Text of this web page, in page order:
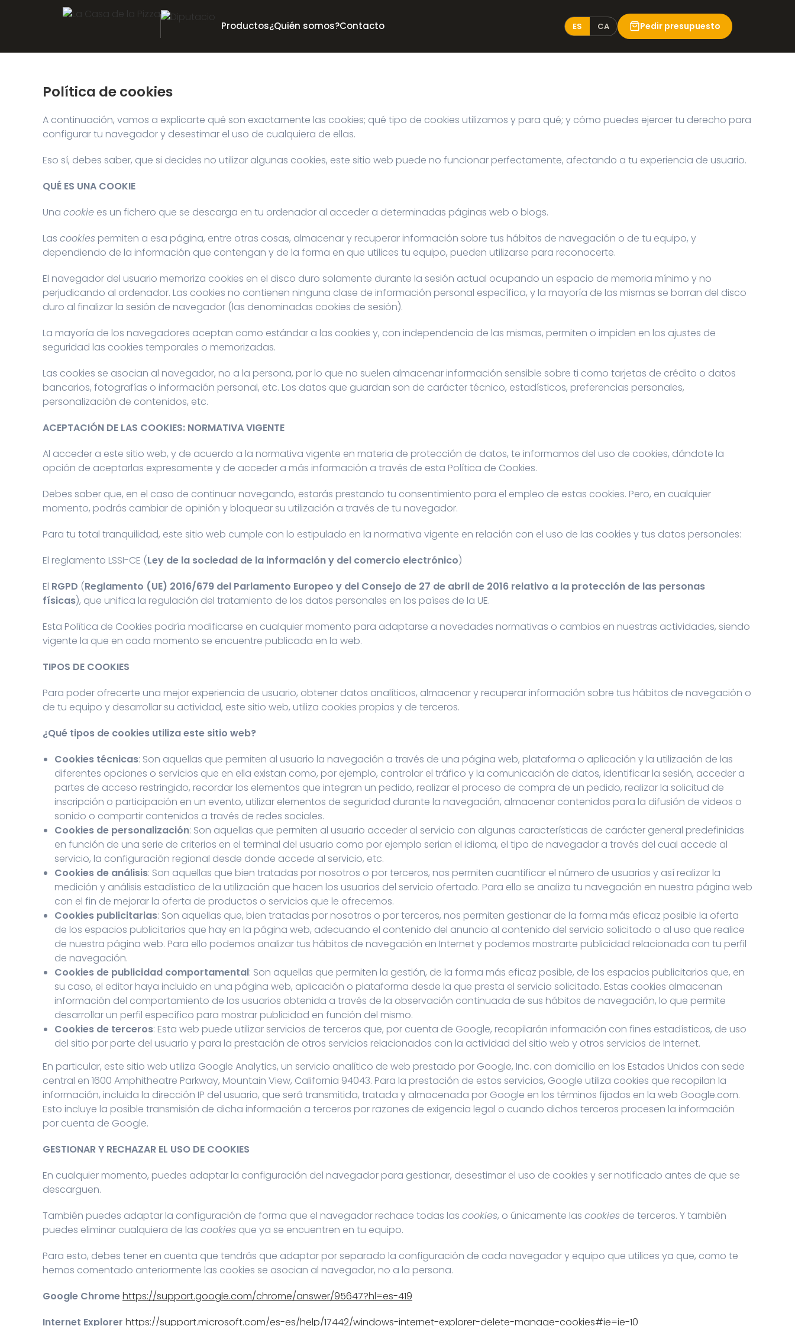
Productos¿Quién somos?Contacto ES CA Pedir presupuesto
Política de cookies
A continuación, vamos a explicarte qué son exactamente las cookies; qué tipo de cookies utilizamos y para qué; y cómo puedes ejercer tu derecho para
configurar tu navegador y desestimar el uso de cualquiera de ellas.
Eso sí, debes saber, que si decides no utilizar algunas cookies, este sitio web puede no funcionar perfectamente, afectando a tu experiencia de usuario.
QUÉ ES UNA COOKIE
Una cookie es un fichero que se descarga en tu ordenador al acceder a determinadas páginas web o blogs.
Las cookies permiten a esa página, entre otras cosas, almacenar y recuperar información sobre tus hábitos de navegación o de tu equipo, y
dependiendo de la información que contengan y de la forma en que utilices tu equipo, pueden utilizarse para reconocerte.
El navegador del usuario memoriza cookies en el disco duro solamente durante la sesión actual ocupando un espacio de memoria mínimo y no
perjudicando al ordenador. Las cookies no contienen ninguna clase de información personal específica, y la mayoría de las mismas se borran del disco
duro al finalizar la sesión de navegador (las denominadas cookies de sesión).
La mayoría de los navegadores aceptan como estándar a las cookies y, con independencia de las mismas, permiten o impiden en los ajustes de
seguridad las cookies temporales o memorizadas.
Las cookies se asocian al navegador, no a la persona, por lo que no suelen almacenar información sensible sobre ti como tarjetas de crédito o datos
bancarios, fotografías o información personal, etc. Los datos que guardan son de carácter técnico, estadísticos, preferencias personales,
personalización de contenidos, etc.
ACEPTACIÓN DE LAS COOKIES: NORMATIVA VIGENTE
Al acceder a este sitio web, y de acuerdo a la normativa vigente en materia de protección de datos, te informamos del uso de cookies, dándote la
opción de aceptarlas expresamente y de acceder a más información a través de esta Política de Cookies.
Debes saber que, en el caso de continuar navegando, estarás prestando tu consentimiento para el empleo de estas cookies. Pero, en cualquier
momento, podrás cambiar de opinión y bloquear su utilización a través de tu navegador.
Para tu total tranquilidad, este sitio web cumple con lo estipulado en la normativa vigente en relación con el uso de las cookies y tus datos personales:
El reglamento LSSI-CE (Ley de la sociedad de la información y del comercio electrónico)
El RGPD (Reglamento (UE) 2016/679 del Parlamento Europeo y del Consejo de 27 de abril de 2016 relativo a la protección de las personas
físicas), que unifica la regulación del tratamiento de los datos personales en los países de la UE.
Esta Política de Cookies podría modificarse en cualquier momento para adaptarse a novedades normativas o cambios en nuestras actividades, siendo
vigente la que en cada momento se encuentre publicada en la web.
TIPOS DE COOKIES
Para poder ofrecerte una mejor experiencia de usuario, obtener datos analíticos, almacenar y recuperar información sobre tus hábitos de navegación o
de tu equipo y desarrollar su actividad, este sitio web, utiliza cookies propias y de terceros.
¿Qué tipos de cookies utiliza este sitio web?
Cookies técnicas: Son aquellas que permiten al usuario la navegación a través de una página web, plataforma o aplicación y la utilización de las
diferentes opciones o servicios que en ella existan como, por ejemplo, controlar el tráfico y la comunicación de datos, identificar la sesión, acceder a
partes de acceso restringido, recordar los elementos que integran un pedido, realizar el proceso de compra de un pedido, realizar la solicitud de
inscripción o participación en un evento, utilizar elementos de seguridad durante la navegación, almacenar contenidos para la difusión de videos o
sonido o compartir contenidos a través de redes sociales.
Cookies de personalización: Son aquellas que permiten al usuario acceder al servicio con algunas características de carácter general predefinidas
en función de una serie de criterios en el terminal del usuario como por ejemplo serian el idioma, el tipo de navegador a través del cual accede al
servicio, la configuración regional desde donde accede al servicio, etc.
Cookies de análisis: Son aquellas que bien tratadas por nosotros o por terceros, nos permiten cuantificar el número de usuarios y así realizar la
medición y análisis estadístico de la utilización que hacen los usuarios del servicio ofertado. Para ello se analiza tu navegación en nuestra página web
con el fin de mejorar la oferta de productos o servicios que le ofrecemos.
Cookies publicitarias: Son aquellas que, bien tratadas por nosotros o por terceros, nos permiten gestionar de la forma más eficaz posible la oferta
de los espacios publicitarios que hay en la página web, adecuando el contenido del anuncio al contenido del servicio solicitado o al uso que realice
de nuestra página web. Para ello podemos analizar tus hábitos de navegación en Internet y podemos mostrarte publicidad relacionada con tu perfil
de navegación.
Cookies de publicidad comportamental: Son aquellas que permiten la gestión, de la forma más eficaz posible, de los espacios publicitarios que, en
su caso, el editor haya incluido en una página web, aplicación o plataforma desde la que presta el servicio solicitado. Estas cookies almacenan
información del comportamiento de los usuarios obtenida a través de la observación continuada de sus hábitos de navegación, lo que permite
desarrollar un perfil específico para mostrar publicidad en función del mismo.
Cookies de terceros: Esta web puede utilizar servicios de terceros que, por cuenta de Google, recopilarán información con fines estadísticos, de uso
del sitio por parte del usuario y para la prestación de otros servicios relacionados con la actividad del sitio web y otros servicios de Internet.
En particular, este sitio web utiliza Google Analytics, un servicio analítico de web prestado por Google, Inc. con domicilio en los Estados Unidos con sede
central en 1600 Amphitheatre Parkway, Mountain View, California 94043. Para la prestación de estos servicios, Google utiliza cookies que recopilan la
información, incluida la dirección IP del usuario, que será transmitida, tratada y almacenada por Google en los términos fijados en la web Google.com.
Esto incluye la posible transmisión de dicha información a terceros por razones de exigencia legal o cuando dichos terceros procesen la información
por cuenta de Google.
GESTIONAR Y RECHAZAR EL USO DE COOKIES
En cualquier momento, puedes adaptar la configuración del navegador para gestionar, desestimar el uso de cookies y ser notificado antes de que se
descarguen.
También puedes adaptar la configuración de forma que el navegador rechace todas las cookies, o únicamente las cookies de terceros. Y también
puedes eliminar cualquiera de las cookies que ya se encuentren en tu equipo.
Para esto, debes tener en cuenta que tendrás que adaptar por separado la configuración de cada navegador y equipo que utilices ya que, como te
hemos comentado anteriormente las cookies se asocian al navegador, no a la persona.
Google Chromehttps://support.google.com/chrome/answer/95647?hl=es-419
Internet Explorer https://support.microsoft.com/es-es/help/17442/windows-internet-explorer-delete-manage-cookies#ie=ie-10